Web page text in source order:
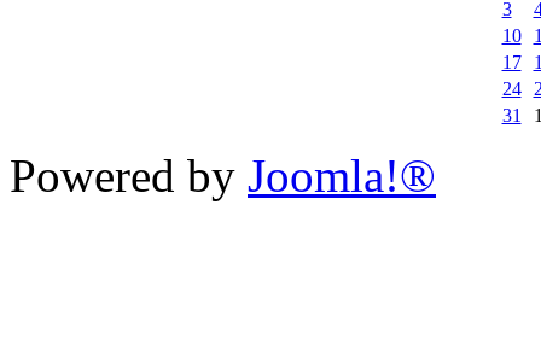
3
10
17
24
31
Powered by Joomla!®